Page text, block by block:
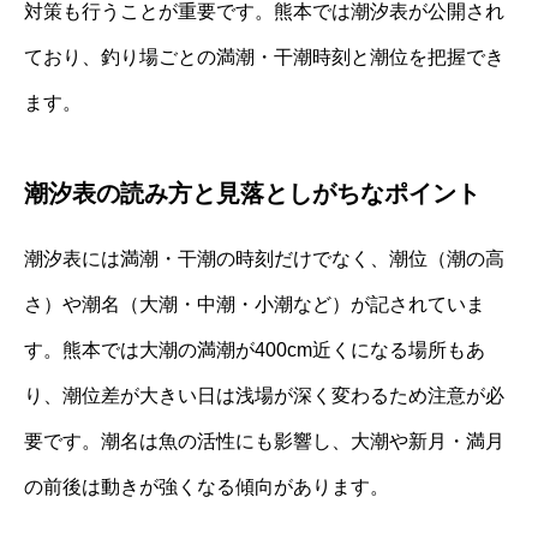
対策も行うことが重要です。熊本では潮汐表が公開され
ており、釣り場ごとの満潮・干潮時刻と潮位を把握でき
ます。
潮汐表の読み方と見落としがちなポイント
潮汐表には満潮・干潮の時刻だけでなく、潮位（潮の高
さ）や潮名（大潮・中潮・小潮など）が記されていま
す。熊本では大潮の満潮が400cm近くになる場所もあ
り、潮位差が大きい日は浅場が深く変わるため注意が必
要です。潮名は魚の活性にも影響し、大潮や新月・満月
の前後は動きが強くなる傾向があります。